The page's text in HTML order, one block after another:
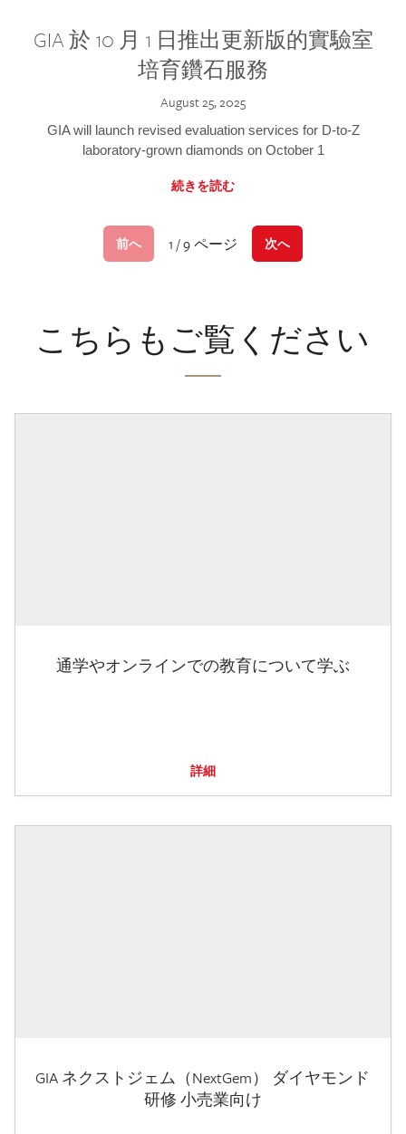
GIA 於 10 月 1 日推出更新版的實驗室
培育鑽石服務
August 25, 2025
GIA will launch revised evaluation services for D-to-Z
laboratory-grown diamonds on October 1
続きを読む
前へ 1 / 9 ページ 次へ
こちらもご覧ください
通学やオンラインでの教育について学ぶ
詳細
GIA ネクストジェム（NextGem） ダイヤモンド
研修 小売業向け